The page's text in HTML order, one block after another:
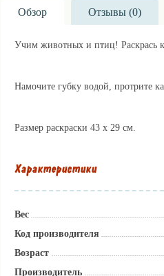
Обзор Отзывы (0)
Учим животных и птиц! Раскрась
Намочите губку водой, протрите
Размер раскраски 43 х 29 см.
Характеристики
Вес
Код производителя
Возраст
Производитель